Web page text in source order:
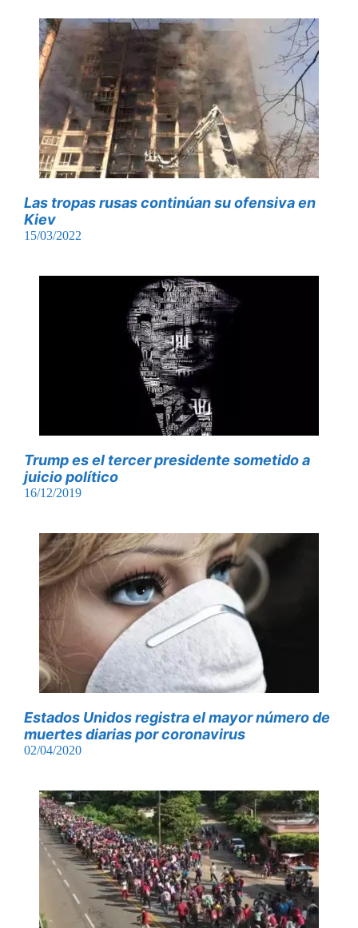
Las tropas rusas continúan su ofensiva en
Kiev
15/03/2022
Trump es el tercer presidente sometido a
juicio político
16/12/2019
Estados Unidos registra el mayor número de
muertes diarias por coronavirus
02/04/2020